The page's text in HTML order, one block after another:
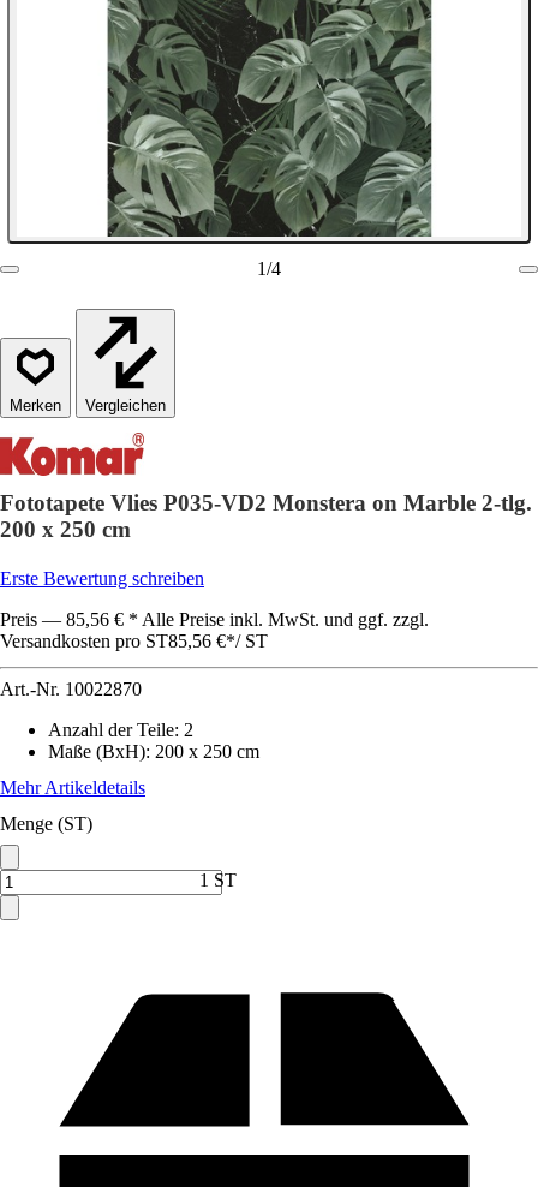
1/4
Vergleichen
Fototapete Vlies P035-VD2 Monstera on Marble 2-tlg.
200 x 250 cm
Erste Bewertung schreiben
Preis — 85,56 € * Alle Preise inkl. MwSt. und ggf. zzgl.
Versandkosten pro ST85,56 €*/ ST
Art.-Nr. 10022870
Anzahl der Teile: 2
Maße (BxH): 200 x 250 cm
Mehr Artikeldetails
Menge (ST)
1 ST